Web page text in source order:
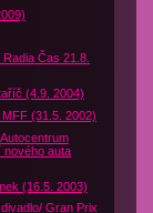
Čas 21.8.
(4.9. 2004)
(31.5. 2002)
nového auta
(16.5. 2003)
Gran Prix